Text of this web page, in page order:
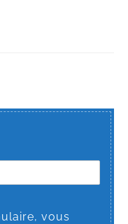
vous